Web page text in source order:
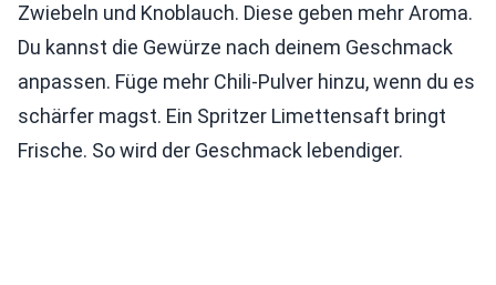
Zwiebeln und Knoblauch. Diese geben mehr Aroma.
Du kannst die Gewürze nach deinem Geschmack
anpassen. Füge mehr Chili-Pulver hinzu, wenn du es
schärfer magst. Ein Spritzer Limettensaft bringt
Frische. So wird der Geschmack lebendiger.